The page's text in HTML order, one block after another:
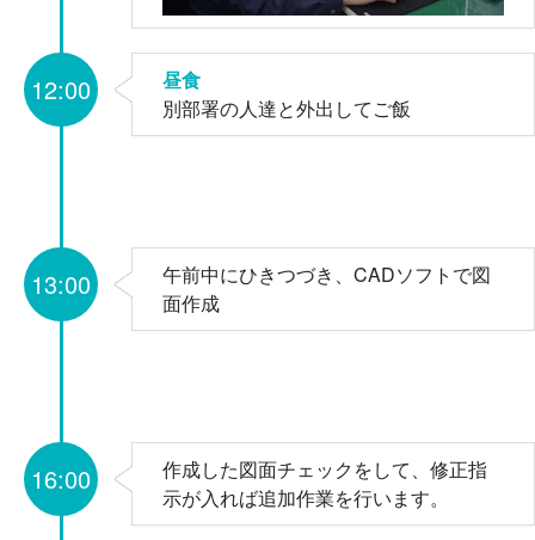
昼食
別部署の人達と外出してご飯
12:00
午前中にひきつづき、CADソフトで図
面作成
13:00
作成した図面チェックをして、修正指
示が入れば追加作業を行います。
16:00